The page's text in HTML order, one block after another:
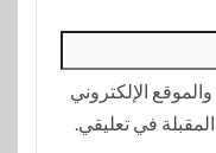
الإلكتروني
في تعليقي.